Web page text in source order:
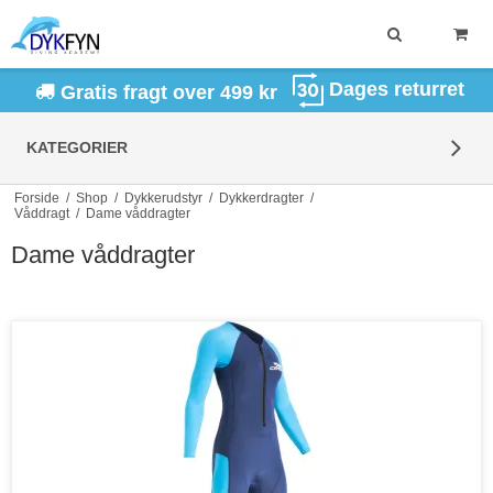
Gratis fragt over 499 kr Dages returret
KATEGORIER
Forside / Shop / Dykkerudstyr / Dykkerdragter /
Våddragt / Dame våddragter
Dame våddragter